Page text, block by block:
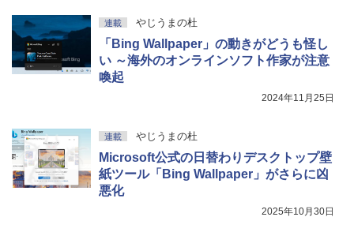
連載 やじうまの杜
「Bing Wallpaper」の動きがどうも怪し
い ～海外のオンラインソフト作家が注意
喚起
2024年11月25日
連載 やじうまの杜
Microsoft公式の日替わりデスクトップ壁
紙ツール「Bing Wallpaper」がさらに凶
悪化
2025年10月30日